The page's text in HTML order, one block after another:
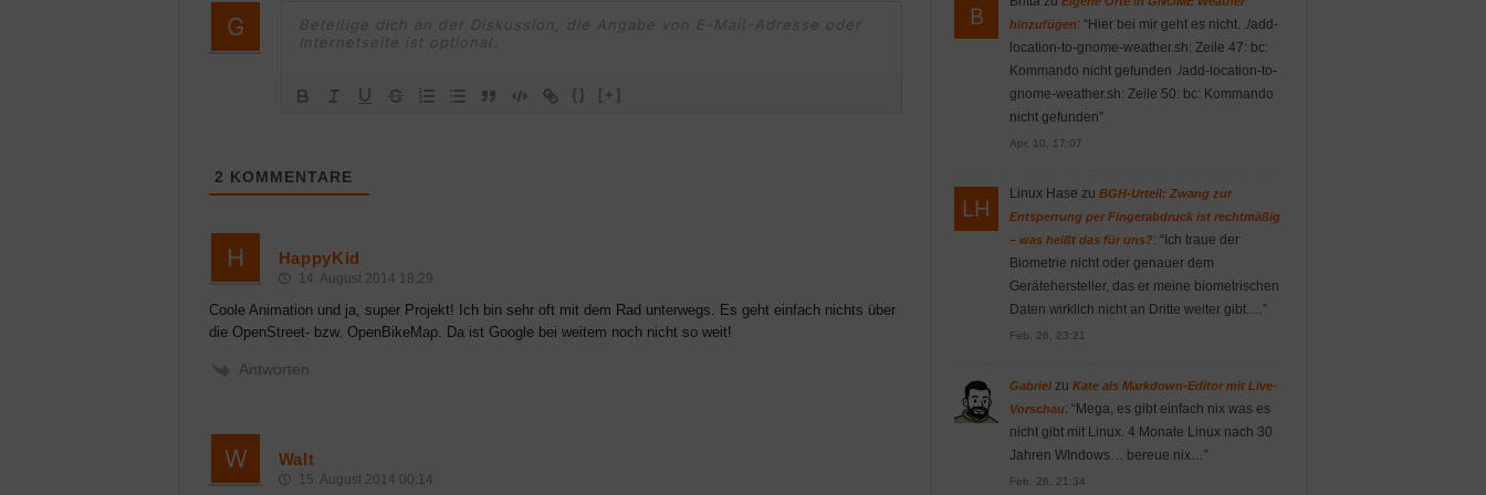
{} [+]
2 KOMMENTARE
HappyKid
14. August 2014 18:29
Coole Animation und ja, super Projekt! Ich bin sehr oft mit dem Rad unterwegs. Es geht einfach nichts über
die OpenStreet- bzw. OpenBikeMap. Da ist Google bei weitem noch nicht so weit!
Antworten
Walt
15. August 2014 00:14
hinzufügen: “Hier bei mir geht es nicht. ./add-
location-to-gnome-weather.sh: Zeile 47: bc:
Kommando nicht gefunden ./add-location-to-
gnome-weather.sh: Zeile 50: bc: Kommando
nicht gefunden”
Apr. 10, 17:07
Linux Hase zu BGH-Urteil: Zwang zur
Entsperrung per Fingerabdruck ist rechtmäßig
– was heißt das für uns?: “Ich traue der
Biometrie nicht oder genauer dem
Gerätehersteller, das er meine biometrischen
Daten wirklich nicht an Dritte weiter gibt.…”
Feb. 26, 23:21
Gabrielzu Kate als Markdown-Editor mit Live-
Vorschau: “Mega, es gibt einfach nix was es
nicht gibt mit Linux. 4 Monate Linux nach 30
Jahren WIndows… bereue nix…”
Feb. 26, 21:34